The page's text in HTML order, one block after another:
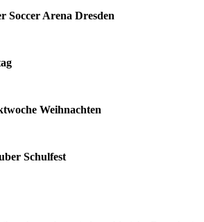
Soccer Arena Dresden
Weihnachten
Schulfest